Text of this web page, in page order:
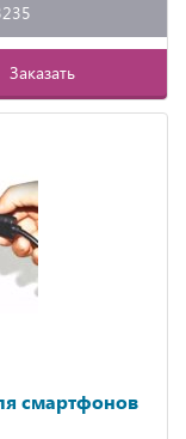
Заказать
смартфонов